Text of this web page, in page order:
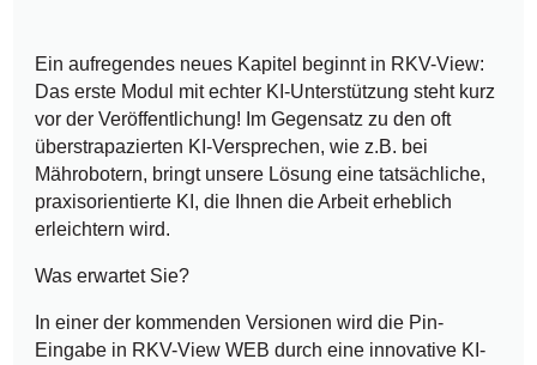
Ein aufregendes neues Kapitel beginnt in RKV-View:
Das erste Modul mit echter KI-Unterstützung steht kurz
vor der Veröffentlichung! Im Gegensatz zu den oft
überstrapazierten KI-Versprechen, wie z.B. bei
Mährobotern, bringt unsere Lösung eine tatsächliche,
praxisorientierte KI, die Ihnen die Arbeit erheblich
erleichtern wird.
Was erwartet Sie?
In einer der kommenden Versionen wird die Pin-
Eingabe in RKV-View WEB durch eine innovative KI-